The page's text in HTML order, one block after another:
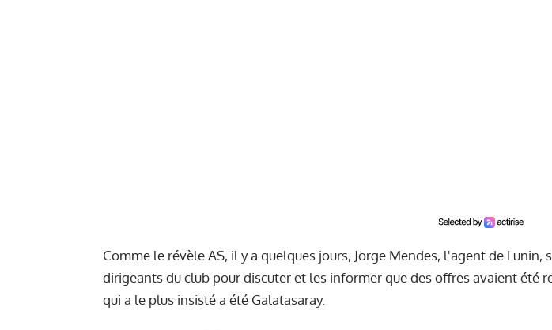
Comme le révèle AS, il y a quelques jours, Jorge Mendes, l'agent de Lunin,
dirigeants du club pour discuter et les informer que des offres avaient été
qui a le plus insisté a été Galatasaray.